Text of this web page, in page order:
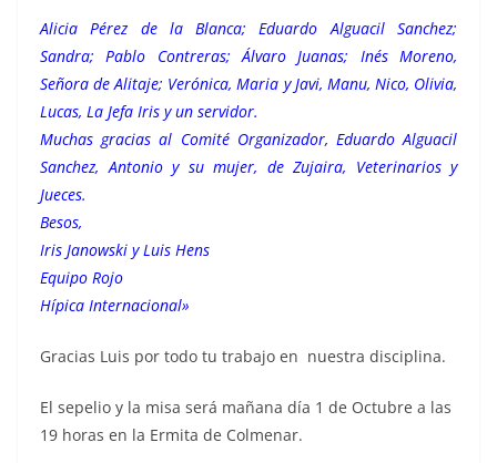
Alicia Pérez de la Blanca; Eduardo Alguacil Sanchez;
Sandra; Pablo Contreras; Álvaro Juanas; Inés Moreno,
Señora de Alitaje; Verónica, Maria y Javi, Manu, Nico, Olivia,
Lucas, La Jefa Iris y un servidor.
Muchas gracias al Comité Organizador, Eduardo Alguacil
Sanchez, Antonio y su mujer, de Zujaira, Veterinarios y
Jueces.
Besos,
Iris Janowski y Luis Hens
Equipo Rojo
Hípica Internacional»
Gracias Luis por todo tu trabajo en nuestra disciplina.
El sepelio y la misa será mañana día 1 de Octubre a las
19 horas en la Ermita de Colmenar.